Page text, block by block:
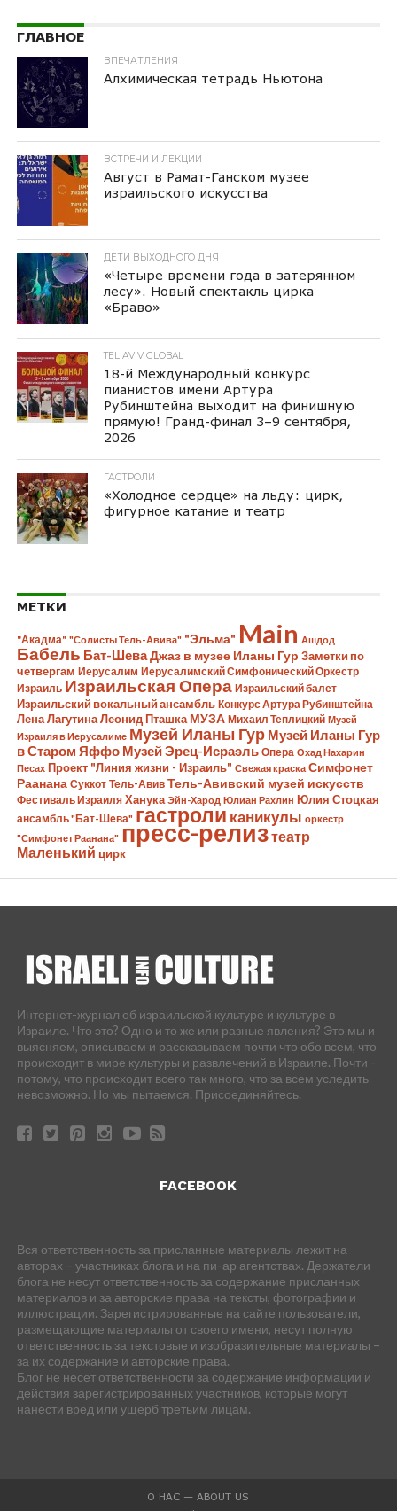
ГЛАВНОЕ
ВПЕЧАТЛЕНИЯ
Алхимическая тетрадь Ньютона
ВСТРЕЧИ И ЛЕКЦИИ
Август в Рамат-Ганском музее
израильского искусства
ДЕТИ ВЫХОДНОГО ДНЯ
«Четыре времени года в затерянном
лесу». Новый спектакль цирка
«Браво»
TEL AVIV GLOBAL
18-й Международный конкурс
пианистов имени Артура
Рубинштейна выходит на финишную
прямую! Гранд-финал 3–9 сентября,
2026
ГАСТРОЛИ
«Холодное сердце» на льду: цирк,
фигурное катание и театр
МЕТКИ
"Акадма" "Солисты Тель-Авива" "Эльма" Main Ашдод
Бабель Бат-ШеваДжаз в музее Иланы Гур Заметки по
четвергам Иерусалим Иерусалимский Симфонический Оркестр
Израиль Израильская Опера Израильский балет
Израильский вокальный ансамбль Конкурс Артура Рубинштейна
Лена Лагутина Леонид Пташка МУЗА Михаил Теплицкий Музей
Израиля в Иерусалиме Музей Иланы Гур Музей Иланы Гур
в Старом Яффо Музей Эрец-Исраэль Опера Охад Нахарин
Песах Проект "Линия жизни - Израиль" Свежая краска Симфонет
Раанана Суккот Тель-Авив Тель-Авивский музей искусств
Фестиваль Израиля Ханука Эйн-Харод Юлиан Рахлин Юлия Стоцкая
ансамбль "Бат-Шева" гастроли каникулы оркестр
"Симфонет Раанана" пресс-релизтеатр
Маленький цирк
Интернет-журнал об израильской культуре и культуре в
Израиле. Что это? Одно и то же или разные явления? Это мы и
выясняем, описываем и рассказываем почти что обо всем, что
происходит в мире культуры и развлечений в Израиле. Почти -
потому, что происходит всего так много, что за всем уследить
невозможно. Но мы пытаемся. Присоединяйтесь.
FACEBOOK
Вся ответственность за присланные материалы лежит на
авторах – участниках блога и на пи-ар агентствах. Держатели
блога не несут ответственность за содержание присланных
материалов и за авторские права на тексты, фотографии и
иллюстрации. Зарегистрированные на сайте пользователи,
размещающие материалы от своего имени, несут полную
ответственность за текстовые и изобразительные материалы –
за их содержание и авторские права.
Блог не несет ответственности за содержание информации и
действия зарегистрированных участников, которые могут
нанести вред или ущерб третьим лицам.
О НАС — ABOUT US